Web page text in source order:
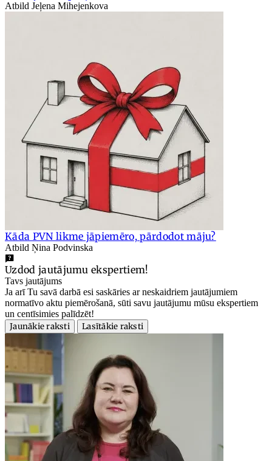
Atbild Jeļena Mihejenkova
Kāda PVN likme jāpiemēro, pārdodot māju?
Atbild Ņina Podvinska
Uzdod jautājumu ekspertiem!
Tavs jautājums
Ja arī Tu savā darbā esi saskāries ar neskaidriem jautājumiem
normatīvo aktu piemērošanā, sūti savu jautājumu mūsu ekspertiem
un centīsimies palīdzēt!
Jaunākie raksti
Lasītākie raksti